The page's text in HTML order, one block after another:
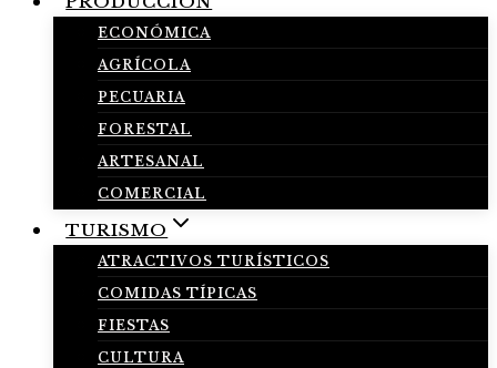
ECONÓMICA
AGRÍCOLA
PECUARIA
FORESTAL
ARTESANAL
COMERCIAL
TURISMO
ATRACTIVOS TURÍSTICOS
COMIDAS TÍPICAS
FIESTAS
CULTURA